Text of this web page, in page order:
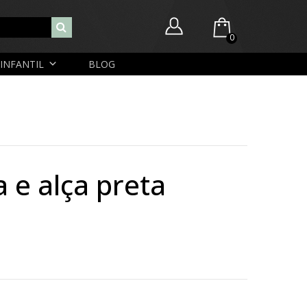
0
Você ainda não possui itens no seu carrinho.
Nome de usuário ou endereço de e-mail
Lembrar-me
INFANTIL BLOG
e alça preta